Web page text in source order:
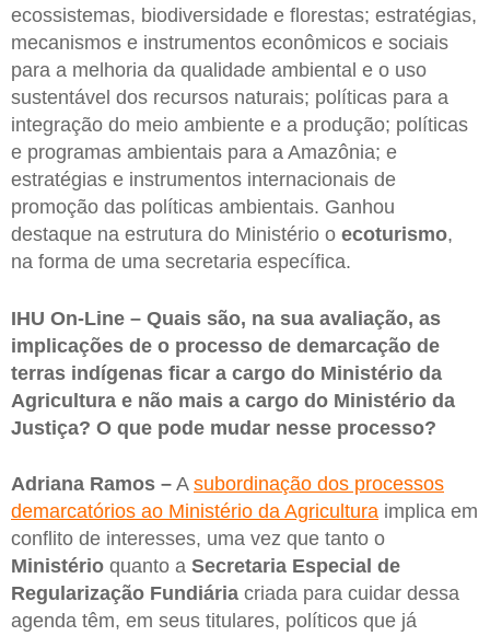
ecossistemas, biodiversidade e florestas; estratégias,
mecanismos e instrumentos econômicos e sociais
para a melhoria da qualidade ambiental e o uso
sustentável dos recursos naturais; políticas para a
integração do meio ambiente e a produção; políticas
e programas ambientais para a Amazônia; e
estratégias e instrumentos internacionais de
promoção das políticas ambientais. Ganhou
destaque na estrutura do Ministério o ecoturismo,
na forma de uma secretaria específica.
IHU On-Line – Quais são, na sua avaliação, as
implicações de o processo de demarcação de
terras indígenas ficar a cargo do Ministério da
Agricultura e não mais a cargo do Ministério da
Justiça? O que pode mudar nesse processo?
Adriana Ramos – A subordinação dos processos
demarcatórios ao Ministério da Agricultura implica em
conflito de interesses, uma vez que tanto o
Ministério quanto a Secretaria Especial de
Regularização Fundiária criada para cuidar dessa
agenda têm, em seus titulares, políticos que já